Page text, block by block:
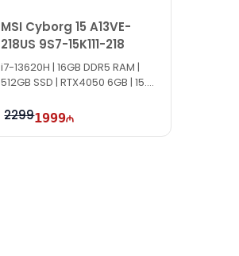
MSI Cyborg 15 A13VE-
218US 9S7-15K111-218
i7-13620H | 16GB DDR5 RAM |
512GB SSD | RTX4050 6GB | 15.6″
22991999